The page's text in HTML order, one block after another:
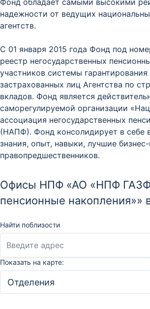
Фонд обладает самыми высокими
надежности от ведущих
агентств.
С 01 января 2015 года Фонд под
реестр негосударственных
участников системы гарантирования
застрахованных лиц Агентства по
вкладов. Фонд является
саморегулируемой организации
ассоциация негосударственных
(НАПФ). Фонд консолидирует в себе
знания, опыт, навыки, лучшие
правопредшественников.
Офисы НПФ «АО «НПФ
пенсионные накопления»»
Найти поблизости
Показать на карте: